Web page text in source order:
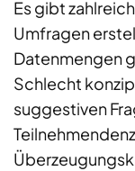
Es gibt
Umfragen
Datenmengen
Schlecht
suggestiven